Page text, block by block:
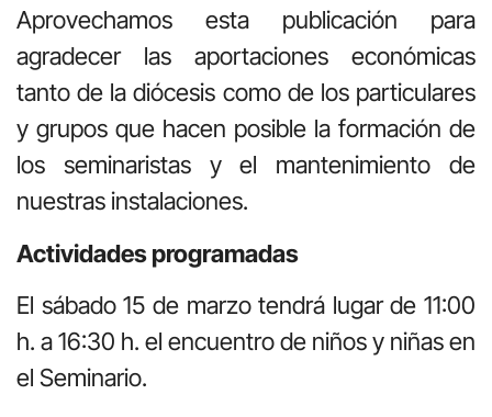
Aprovechamos esta publicación para
agradecer las aportaciones económicas
tanto de la diócesis como de los particulares
y grupos que hacen posible la formación de
los seminaristas y el mantenimiento de
nuestras instalaciones.
Actividades programadas
El sábado 15 de marzo tendrá lugar de 11:00
h. a 16:30 h. el encuentro de niños y niñas en
el Seminario.